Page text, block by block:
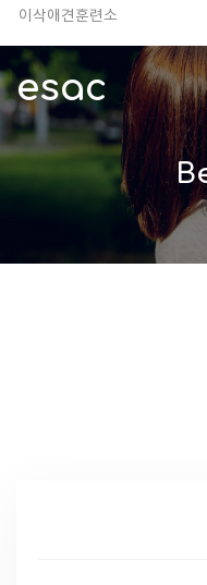
이삭애견훈련소
안전하고 행복한 펫티켓 선도!
경기도 화성시 봉담읍 위치
이찬종, 이웅종 소장 소개
esac